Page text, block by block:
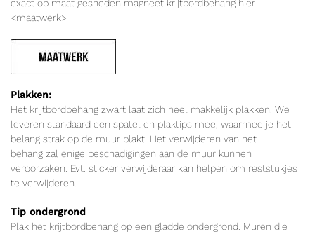
exact op maat gesneden magneet krijtbordbehang hier
<maatwerk>
Plakken:
Het krijtbordbehang zwart laat zich heel makkelijk plakken. We
leveren standaard een spatel en plaktips mee, waarmee je het
belang strak op de muur plakt. Het verwijderen van het
behang zal enige beschadigingen aan de muur kunnen
veroorzaken. Evt. sticker verwijderaar kan helpen om reststukjes
te verwijderen.
Tip ondergrond
Plak het krijtbordbehang op een gladde ondergrond. Muren die